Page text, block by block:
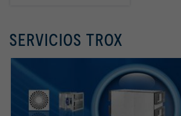
SERVICIOS TROX